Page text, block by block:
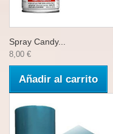
Spray Candy...
8,00 €
Añadir al carrito